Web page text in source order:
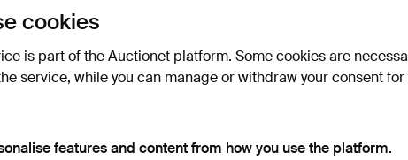
cookies
is part of the Auctionet platform. Some cookies are
service, while you can manage or withdraw your consent for
features and content from how you use the platform.